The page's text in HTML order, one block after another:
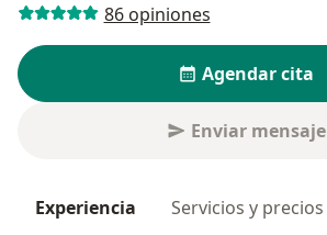
86 opiniones
Agendar cita
Enviar mensaje
Experiencia Servicios y precios